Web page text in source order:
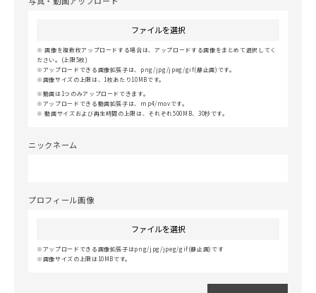
ファイルを選択
画像を複数枚アップロードする場合は、アップロードする画像をまとめて選択してく
ださい。(上限5枚)
アップロードできる画像拡張子は、png/jpg/jpeg/gif(静止画)です。
画像サイズの上限は、1枚あたり10MBです。
動画は1つのみアップロードできます。
アップロードできる動画拡張子は、mp4/movです。
動画サイズおよび再生時間の上限は、それぞれ500MB、30秒です。
ニックネーム
プロフィール画像
ファイルを選択
アップロードできる画像拡張子はpng/jpg/jpeg/gif(静止画)です
画像サイズの上限は10MBです。